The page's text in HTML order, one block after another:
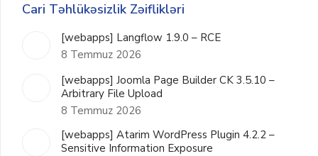
Cari Təhlükəsizlik Zəiflikləri
[webapps] Langflow 1.9.0 – RCE
8 Temmuz 2026
[webapps] Joomla Page Builder CK 3.5.10 –
Arbitrary File Upload
8 Temmuz 2026
[webapps] Atarim WordPress Plugin 4.2.2 –
Sensitive Information Exposure